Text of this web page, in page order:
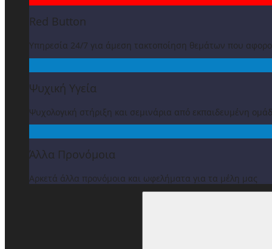
Red Button
Υπηρεσία 24/7 για άμεση τακτοποίηση θεμάτων που
Ψυχική Υγεία
Ψυχολογική στήριξη και σεμινάρια από εκπαιδευμένη
Άλλα Προνόμοια
Αρκετά άλλα προνόμοια και ωφελήματα για τα μέλη μας